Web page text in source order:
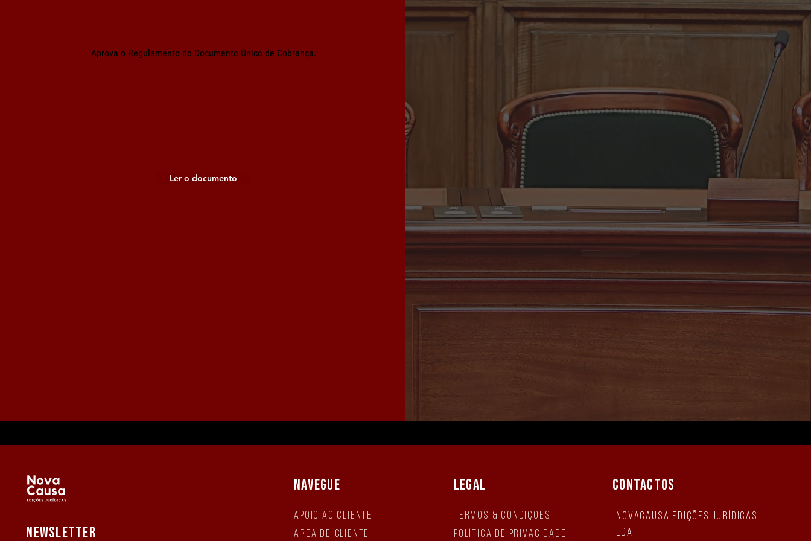
Aprova o Regulamento do Documento Único de Cobrança.
Ler o documento
NEWSLETTER
NAVEGUE
Apoio ao Cliente
Área de Cliente
LEGAL
Termos & Condições
Política de Privacidade
CONTACTOS
NovaCausa Edições Jurídicas,
Lda